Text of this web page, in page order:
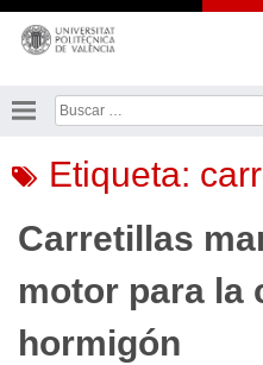
Saltar
contenido
Buscar:
Etiqueta:
Carretillas
motor para la
hormigón